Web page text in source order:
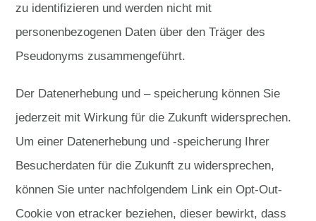
zu identifizieren und werden nicht mit
personenbezogenen Daten über den Träger des
Pseudonyms zusammengeführt.
Der Datenerhebung und – speicherung können Sie
jederzeit mit Wirkung für die Zukunft widersprechen.
Um einer Datenerhebung und -speicherung Ihrer
Besucherdaten für die Zukunft zu widersprechen,
können Sie unter nachfolgendem Link ein Opt-Out-
Cookie von etracker beziehen, dieser bewirkt, dass